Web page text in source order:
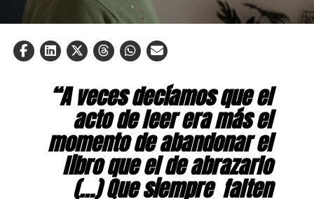
“A veces decíamos que el
acto de leer era más el
momento de abandonar el
libro que el de abrazarlo
(…) Que siempre falten